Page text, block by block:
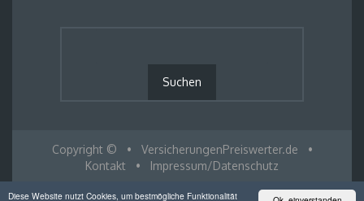
Diese Website nutzt Cookies, um bestmögliche Funktionalität
Copyright © • VersicherungenPreiswerter.de
•
Kontakt
• Impressum/Datenschutz